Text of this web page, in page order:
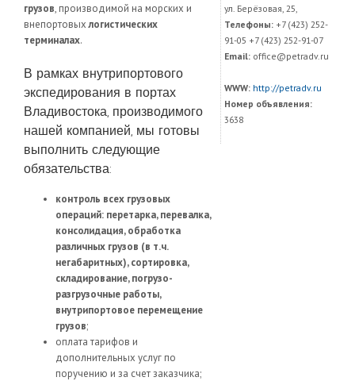
грузов, производимой на морских и
внепортовыхлогистических
терминалах.
В рамках внутрипортового
экспедирования в портах
Владивостока, производимого
нашей компанией, мы готовы
выполнить следующие
обязательства:
контроль всех грузовых
операций: перетарка, перевалка,
консолидация, обработка
различных грузов (в т.ч.
негабаритных), сортировка,
складирование, погрузо-
разгрузочные работы,
внутрипортовое перемещение
грузов;
оплата тарифов и
дополнительных услуг по
поручению и за счет заказчика;
ул. Берёзовая, 25,
Телефоны:+7 (423) 252-
91-05 +7 (423) 252-91-07
Email:office@petradv.ru
WWW: http://petradv.ru
Номер объявления:
3638